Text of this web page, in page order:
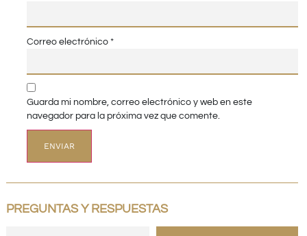
Correo electrónico *
Guarda mi nombre, correo electrónico y web en este
navegador para la próxima vez que comente.
PREGUNTAS Y RESPUESTAS